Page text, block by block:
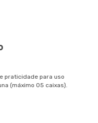
praticidade para uso
(máximo 05 caixas).